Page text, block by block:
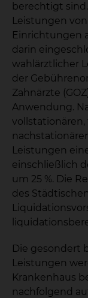
berechtigt
Leistungen
Einrichtungen
darin
wahlärztlicher
der
Zahnärzte
Anwendung.
Leistungen
einschließlich
um 25 %. Die
des
Die gesondert
Leistungen
Krankenhaus
nachfolgend